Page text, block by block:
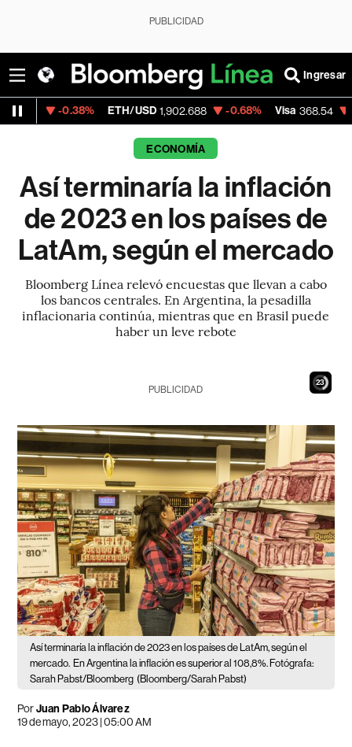
PUBLICIDAD
Ingresar
ETH/USD 1,902.688 -0.68% Visa 368.54 -0.28%
ECONOMÍA
Así terminaría la inflación
de 2023 en los países de
LatAm, según el mercado
Bloomberg Línea relevó encuestas que llevan a cabo
los bancos centrales. En Argentina, la pesadilla
inflacionaria continúa, mientras que en Brasil puede
haber un leve rebote
21
PUBLICIDAD
Así terminaría la inflación de 2023 en los países de LatAm, según el
mercado. En Argentina la inflación es superior al 108,8%. Fotógrafa:
Sarah Pabst/Bloomberg (Bloomberg/Sarah Pabst)
PorJuan Pablo Álvarez
19 de mayo, 2023 | 05:00 AM